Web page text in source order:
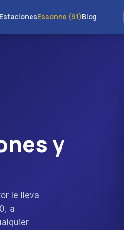
EstacionesEssonne (91)Blog
y
le lleva
a